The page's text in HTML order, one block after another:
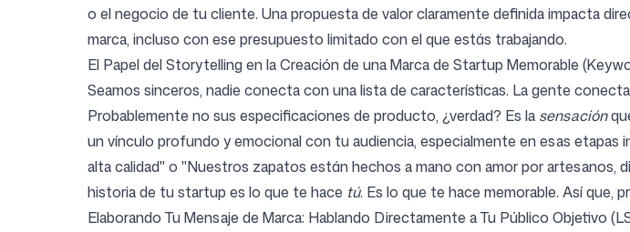
o el negocio de tu cliente. Una propuesta de valor claramente definida impacta
marca, incluso con ese presupuesto limitado con el que estás trabajando.
El Papel del Storytelling en la Creación de una Marca de Startup Memorable
Seamos sinceros, nadie conecta con una lista de características. La gente
Probablemente no sus especificaciones de producto, ¿verdad? Es la sensación
un vínculo profundo y emocional con tu audiencia, especialmente en esas
alta calidad" o "Nuestros zapatos están hechos a mano con amor por artesanos,
historia de tu startup es lo que te hace tú. Es lo que te hace memorable. Así que,
Elaborando Tu Mensaje de Marca: Hablando Directamente a Tu Público Objetivo